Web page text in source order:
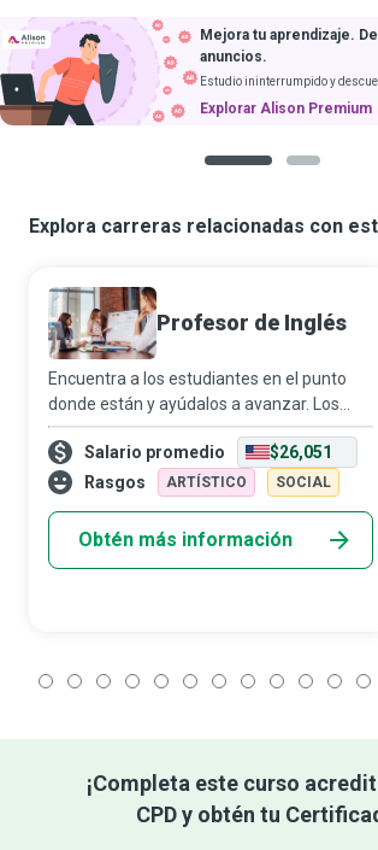
Mejora tu aprendizaje.
anuncios.
Estudio ininterrumpido y
Explorar Alison Premium
Explora carreras relacionadas con
Profesor de Inglés
Encuentra a los estudiantes en el punto
donde están y ayúdalos a avanzar. Los
profesores de inglés buscan crear un
entorno propicio para el aprendizaje, en el
cual los estudiantes logren sus metas aca
Salario promedio
$26,051
Rasgos
ARTÍSTICO SOCIAL
Obtén más información
¡Completa este curso
CPD y obtén tu